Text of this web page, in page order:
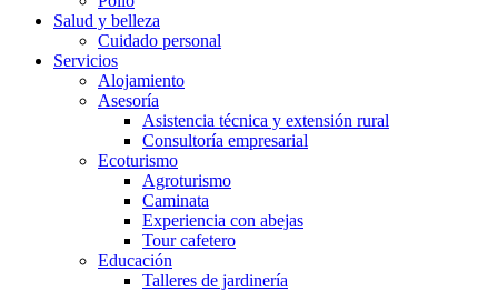
Salud y belleza
Cuidado personal
Servicios
Alojamiento
Asesoría
Asistencia técnica y extensión rural
Consultoría empresarial
Ecoturismo
Agroturismo
Caminata
Experiencia con abejas
Tour cafetero
Educación
Talleres de jardinería